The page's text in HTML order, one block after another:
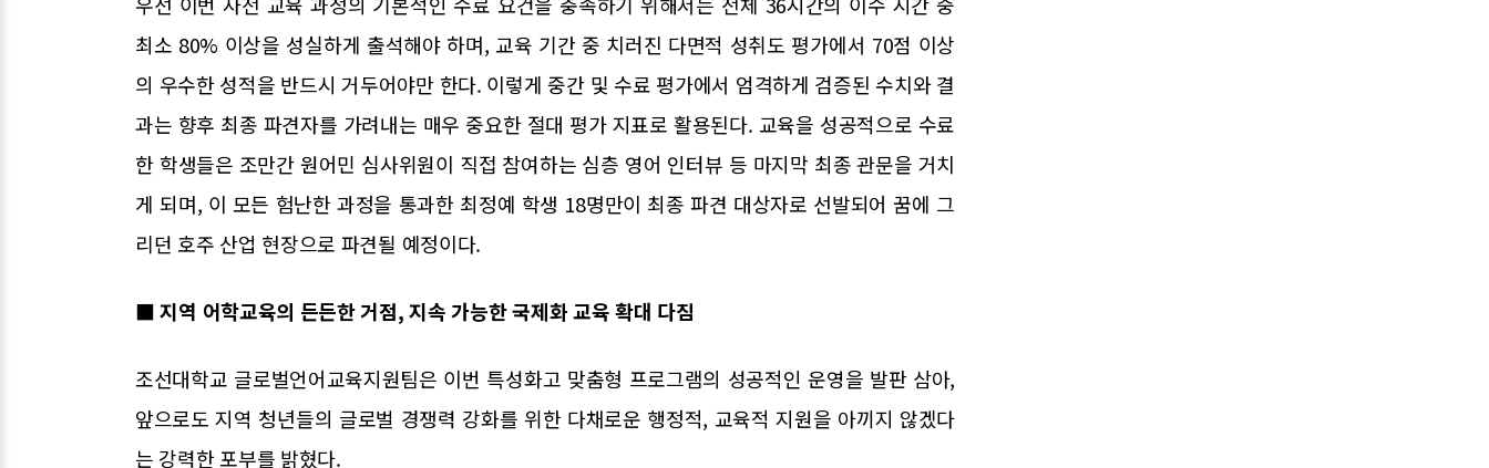
최소 80% 이상을 성실하게 출석해야 하며, 교육 기간 중 치러진 다면적 성취도 평가에서 70점 이상
의 우수한 성적을 반드시 거두어야만 한다. 이렇게 중간 및 수료 평가에서 엄격하게 검증된 수치와 결
과는 향후 최종 파견자를 가려내는 매우 중요한 절대 평가 지표로 활용된다. 교육을 성공적으로 수료
한 학생들은 조만간 원어민 심사위원이 직접 참여하는 심층 영어 인터뷰 등 마지막 최종 관문을 거치
게 되며, 이 모든 험난한 과정을 통과한 최정예 학생 18명만이 최종 파견 대상자로 선발되어 꿈에 그
리던 호주 산업 현장으로 파견될 예정이다.
■ 지역 어학교육의 든든한 거점, 지속 가능한 국제화 교육 확대 다짐
조선대학교 글로벌언어교육지원팀은 이번 특성화고 맞춤형 프로그램의 성공적인 운영을 발판 삼아,
앞으로도 지역 청년들의 글로벌 경쟁력 강화를 위한 다채로운 행정적, 교육적 지원을 아끼지 않겠다
는 강력한 포부를 밝혔다.